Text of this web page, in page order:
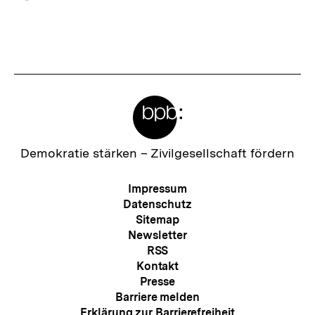
n
Zur
Demokratie stärken – Zivilgesellschaft fördern
Meta-
Navigation
Impressum
Datenschutz
Sitemap
Newsletter
RSS
Kontakt
Presse
Barriere melden